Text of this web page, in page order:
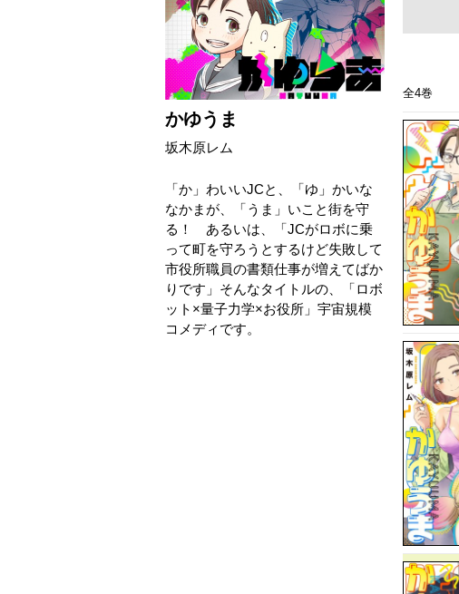
かゆうま
坂木原レム
「か」わいいJCと、「ゆ」かいな
なかまが、「うま」いこと街を守
る！ あるいは、「JCがロボに乗
って町を守ろうとするけど失敗して
市役所職員の書類仕事が増えてばか
りです」そんなタイトルの、「ロボ
ット×量子力学×お役所」宇宙規模
コメディです。
全4巻